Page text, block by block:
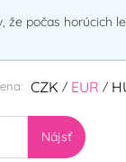
že počas horúcich
CZK / EUR /
Nájsť